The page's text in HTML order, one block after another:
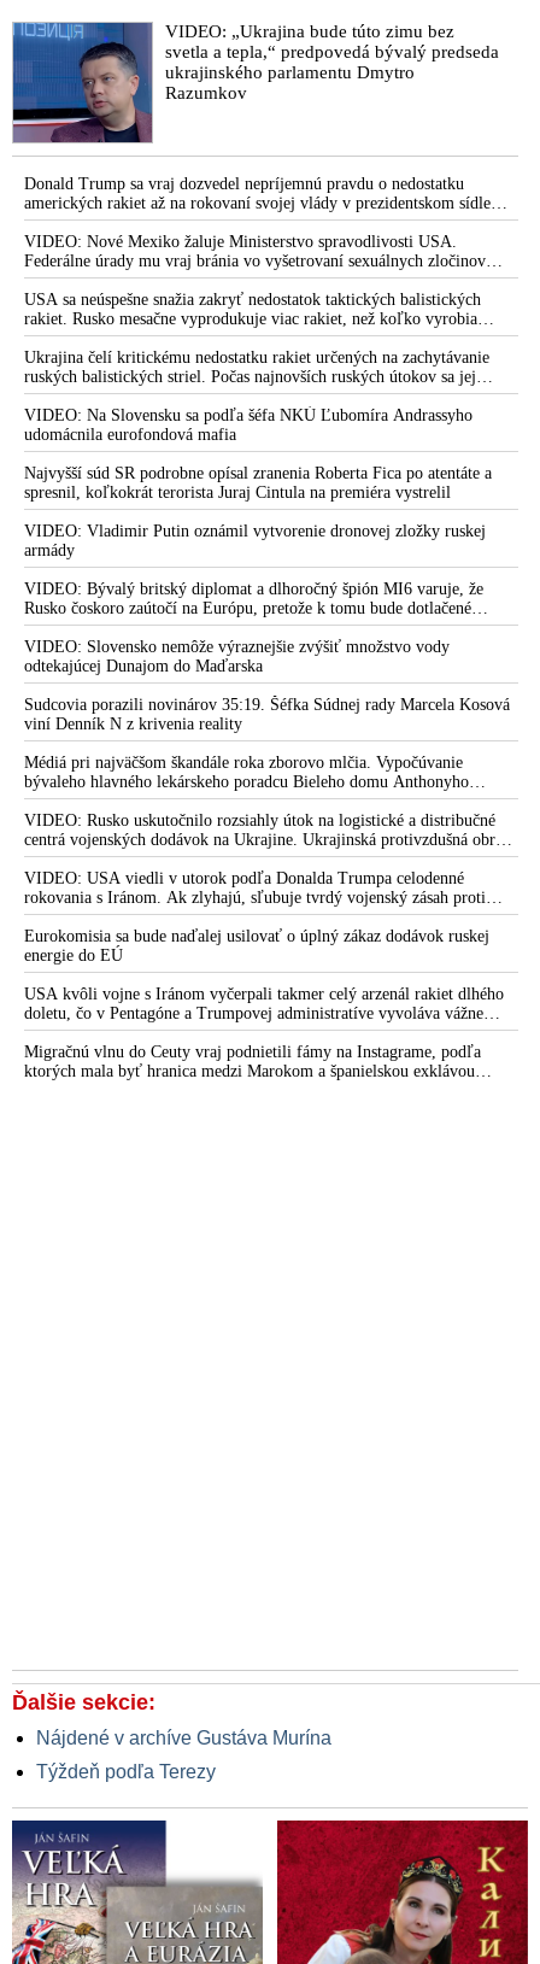
že USA Ukrajine nedodajú protiraketové
systémy Patriot
VIDEO: „Ukrajina bude túto zimu bez
svetla a tepla,“ predpovedá bývalý predseda
ukrajinského parlamentu Dmytro
Razumkov
Donald Trump sa vraj dozvedel nepríjemnú pravdu o nedostatku
amerických rakiet až na rokovaní svojej vlády v prezidentskom sídle
Camp David v Marylande, a preto musel odložiť plánované útoky na
Irán. Prezident USA sa pre to údajne pohádal so šéfom Pentagónu, lebo
bol presvedčený o opaku
VIDEO: Nové Mexiko žaluje Ministerstvo spravodlivosti USA.
Federálne úrady mu vraj bránia vo vyšetrovaní sexuálnych zločinov
organizátora pedofilnej siete Jeffreyho Epsteina. Ten mal nariadiť, aby
dve dievčatá zo zahraničia, ktoré boli uškrtené počas drsného
fetišistického sexu, pochovali v blízkosti jeho ranča v tomto americkom
štáte
USA sa neúspešne snažia zakryť nedostatok taktických balistických
rakiet. Rusko mesačne vyprodukuje viac rakiet, než koľko vyrobia
všetci producenti systémov Patriot dohromady
Ukrajina čelí kritickému nedostatku rakiet určených na zachytávanie
ruských balistických striel. Počas najnovších ruských útokov sa jej
nepodarilo zostreliť ani jednu. Volodymyr Zelenskyj sa v zúfalstve snaží
prostredníctvom NATO zabezpečiť ich dodávky
VIDEO: Na Slovensku sa podľa šéfa NKÚ Ľubomíra Andrassyho
udomácnila eurofondová mafia
Najvyšší súd SR podrobne opísal zranenia Roberta Fica po atentáte a
spresnil, koľkokrát terorista Juraj Cintula na premiéra vystrelil
VIDEO: Vladimir Putin oznámil vytvorenie dronovej zložky ruskej
armády
VIDEO: Bývalý britský diplomat a dlhoročný špión MI6 varuje, že
Rusko čoskoro zaútočí na Európu, pretože k tomu bude dotlačené
rovnako, ako bolo dotlačené k invázii na Ukrajinu v roku 2022.
Zelenskyj medzitým v Kyjeve naliehal na zhromaždených diplomatov,
aby vo svete zháňali energie pre Ukrajinu na zimu. Putin vraj bude
mobilizovať a vojna sa do zimy pravdepodobne neskončí
VIDEO: Slovensko nemôže výraznejšie zvýšiť množstvo vody
odtekajúcej Dunajom do Maďarska
Sudcovia porazili novinárov 35:19. Šéfka Súdnej rady Marcela Kosová
viní Denník N z krivenia reality
Médiá pri najväčšom škandále roka zborovo mlčia. Vypočúvanie
bývaleho hlavného lekárskeho poradcu Bieleho domu Anthonyho
Fauciho pred výborom amerického Senátu väčšina médií ignorovala
VIDEO: Rusko uskutočnilo rozsiahly útok na logistické a distribučné
centrá vojenských dodávok na Ukrajine. Ukrajinská protivzdušná obrana
nedokázala počas ničivého nočného útoku na Kyjev a jeho okolie
zachytiť ani jednu ruskú raketu
VIDEO: USA viedli v utorok podľa Donalda Trumpa celodenné
rokovania s Iránom. Ak zlyhajú, sľubuje tvrdý vojenský zásah proti
Teheránu
Eurokomisia sa bude naďalej usilovať o úplný zákaz dodávok ruskej
energie do EÚ
USA kvôli vojne s Iránom vyčerpali takmer celý arzenál rakiet dlhého
doletu, čo v Pentagóne a Trumpovej administratíve vyvoláva vážne
obavy o bojaschopnosť americkej armády v prípade vypuknutia
konfliktu s Čínou alebo Ruskom
Migračnú vlnu do Ceuty vraj podnietili fámy na Instagrame, podľa
ktorých mala byť hranica medzi Marokom a španielskou exklávou
Ďalšie sekcie:
Nájdené v archíve Gustáva Murína
Týždeň podľa Terezy